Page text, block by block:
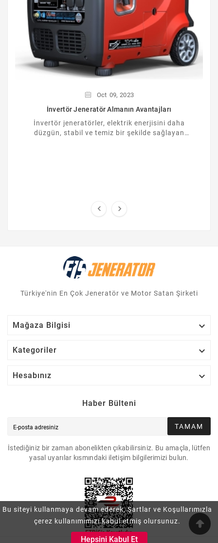
Bu siteyi kullanmaya devam ederek, Şartlar ve Koşullarımızla
çerez kullanımımızı kabul etmiş olursunuz.
Hepsini Kabul Et
Oct 09, 2023
İnvertör Jeneratör Almanın Avantajları
İnvertör jeneratörler, elektrik enerjisini daha
düzgün, stabil ve temiz bir şekilde sağlayan
 
Türkiye'nin En Çok Jeneratör ve Motor Satan Şirketi
Mağaza Bilgisi 
Kategoriler 
Hesabınız 
Haber Bülteni
TAMAM
İstediğiniz bir zaman abonelikten çıkabilirsiniz. Bu amaçla, lütfen
yasal uyarılar kısmındaki iletişim bilgilerimizi bulun.